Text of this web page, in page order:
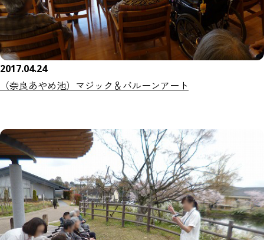
2017.04.24
（奈良あやめ池）マジック＆バルーンアート